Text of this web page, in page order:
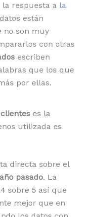
respuesta a la
están
no son muy
con otras
escriben
que los que
por ellas.
es la
utilizada es
directa sobre el
pasado. La
sobre 5 así que
mejor que en